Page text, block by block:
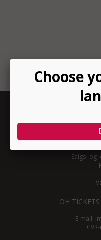
-
-
-
- Salgs- og
-
OH
E-mail: